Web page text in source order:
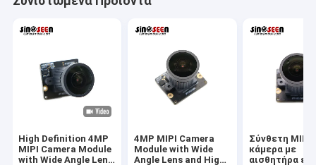
High Definition 4MP
MIPI Camera Module
with Wide Angle Lens
4MP MIPI Camera
Module with Wide
Angle Lens and High
Σύνθετη MIPI
κάμερα με
αισθητήρα